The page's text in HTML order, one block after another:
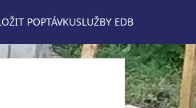
POPTÁVKUSLUŽBY EDB